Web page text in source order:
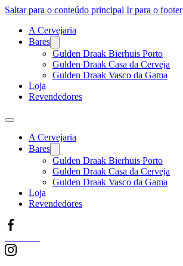
Saltar para o conteúdo principal Ir para o footer
A Cervejaria
Bares
Gulden Draak Bierhuis Porto
Gulden Draak Casa da Cerveja
Gulden Draak Vasco da Gama
Loja
Revendedores
A Cervejaria
Bares
Gulden Draak Bierhuis Porto
Gulden Draak Casa da Cerveja
Gulden Draak Vasco da Gama
Loja
Revendedores